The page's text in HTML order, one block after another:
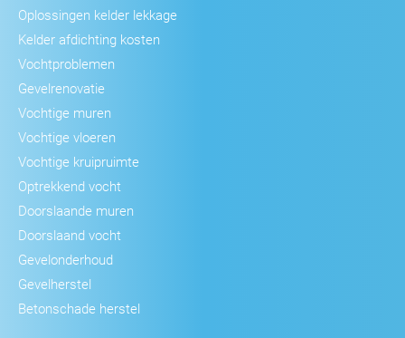
Oplossingen kelder lekkage
Kelder afdichting kosten
Vochtproblemen
Gevelrenovatie
Vochtige muren
Vochtige vloeren
Vochtige kruipruimte
Optrekkend vocht
Doorslaande muren
Doorslaand vocht
Gevelonderhoud
Gevelherstel
Betonschade herstel